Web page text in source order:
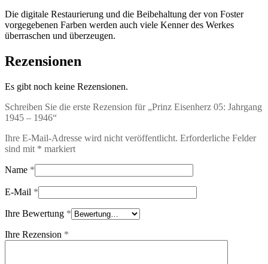
Die digitale Restaurierung und die Beibehaltung der von Foster
vorgegebenen Farben werden auch viele Kenner des Werkes
überraschen und überzeugen.
Rezensionen
Es gibt noch keine Rezensionen.
Schreiben Sie die erste Rezension für „Prinz Eisenherz 05: Jahrgang
1945 – 1946“
Ihre E-Mail-Adresse wird nicht veröffentlicht. Erforderliche Felder
sind mit * markiert
Name *
E-Mail *
Ihre Bewertung *
Ihre Rezension *